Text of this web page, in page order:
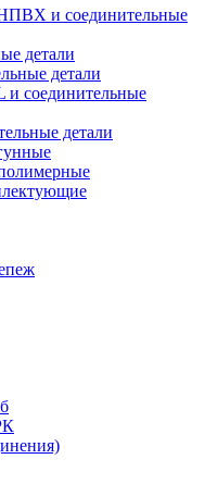
и соединительные
детали
детали
и соединительные
детали